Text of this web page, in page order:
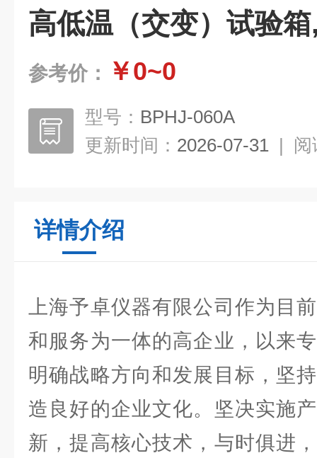
高低温（交变）试验
参考价： ￥0~0
型号： BPHJ-060A
更新时间： 2026-07-31 | 阅
详情介绍
上海予卓仪器有限公司作为目
和服务为一体的高企业，以来
明确战略方向和发展目标，坚
造良好的企业文化。坚决实施
新，提高核心技术，与时俱进